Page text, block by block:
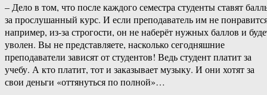
– Дело в том, что после каждого семестра студенты ставят
за прослушанный курс. И если преподаватель им не
например, из-за строгости, он не наберёт нужных баллов и
уволен. Вы не представляете, насколько сегодняшние
преподаватели зависят от студентов! Ведь студент платит за
учебу. А кто платит, тот и заказывает музыку. И они хотят за
свои деньги «оттянуться по полной»…